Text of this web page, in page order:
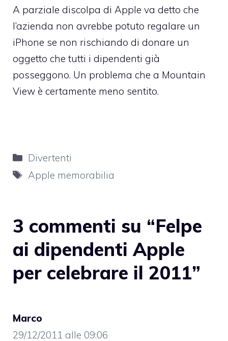
A parziale discolpa di Apple va detto che
l’azienda non avrebbe potuto regalare un
iPhone se non rischiando di donare un
oggetto che tutti i dipendenti già
posseggono. Un problema che a Mountain
View è certamente meno sentito.
Categorie
Divertenti
Tag
Apple memorabilia
3 commenti su “Felpe
ai dipendenti Apple
per celebrare il 2011”
Marco
29/12/2011 alle 09:06